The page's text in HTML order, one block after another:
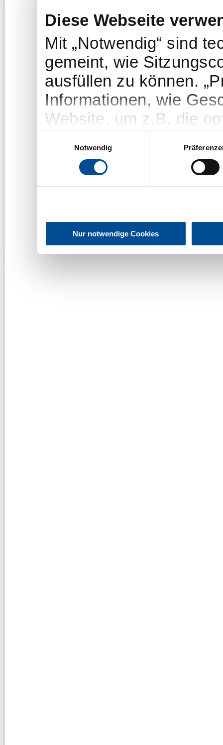
Diese Webseite
Mit „Notwendig“ sind
gemeint, wie
ausfüllen zu können.
Informationen, wie
Website, um z.B. die
welche Themen/
um das Angebot der
Notwendig
Nur notwendige Cookies